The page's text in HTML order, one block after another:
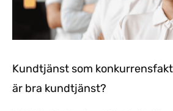
Kundtjänst som
är bra kundtjänst?